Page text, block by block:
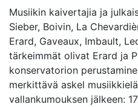
Musiikin kaivertajia ja
Sieber, Boivin, La
Erard, Gaveaux, Imbault,
tärkeimmät olivat Erard ja
konservatorion
merkittävä askel
vallankumouksen jälkeen: